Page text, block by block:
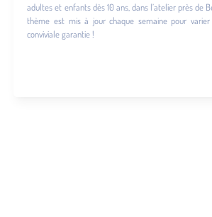
adultes et enfants dès 10 ans, dans l’atelier près de
thème est mis à jour chaque semaine pour varier
conviviale garantie !